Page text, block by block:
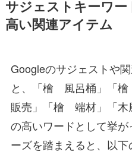
サジェストキーワ
高い関連アイテム
Googleのサジェストや
と、「檜 風呂桶」「
販売」「檜 端材」「
の高いワードとして挙
ーズを踏まえると、以